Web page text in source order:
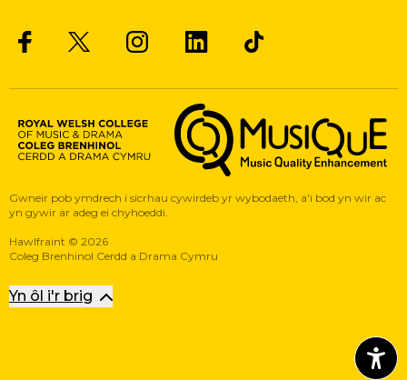
Musique, Music Quality
Hawlfraint © 2026
Coleg Brenhinol Cerdd a Drama Cymru
Yn ôl i'r brig
Gwneir pob ymdrech i sicrhau cywirdeb yr wybodaeth, a'i bod yn wir ac
yn gywir ar adeg ei chyhoeddi.